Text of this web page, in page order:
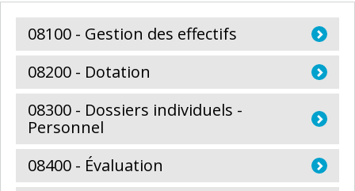
08100 - Gestion des effectifs
08200 - Dotation
08300 - Dossiers individuels -
Personnel
08400 - Évaluation